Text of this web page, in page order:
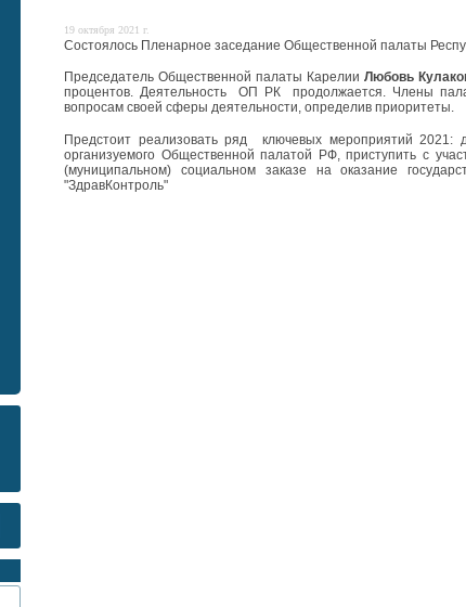
19 октября 2021 г.
Состоялось Пленарное заседание Общественной палаты
Председатель Общественной палаты Карелии Любовь
процентов. Деятельность ОП РК продолжается. Члены
вопросам своей сферы деятельности, определив приоритеты.
Предстоит реализовать ряд ключевых мероприятий 2021:
организуемого Общественной палатой РФ, приступить с
(муниципальном) социальном заказе на оказание
"ЗдравКонтроль"